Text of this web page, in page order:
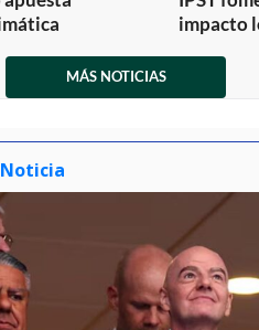
impacto
MÁS NOTICIAS